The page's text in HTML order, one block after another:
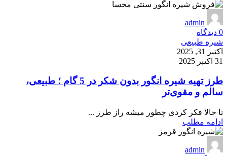
admin
0 دیدگاه
شیره طبیعی
اکتبر 31, 2025
31 اکتبر 2025
طرز تهیه شیره انگور بدون شکر در 5 گام ؛ طبیعی،
سالم و مقوی‌تر
تا حالا فکر کردی چطور میشه راز طرز ...
ادامه مطلب
admin